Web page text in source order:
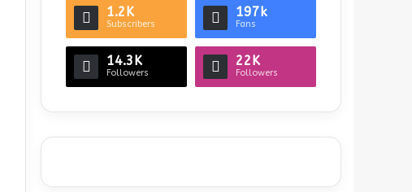
1.2K
Subscribers
197k
Fans
14.3K
Followers
22K
Followers